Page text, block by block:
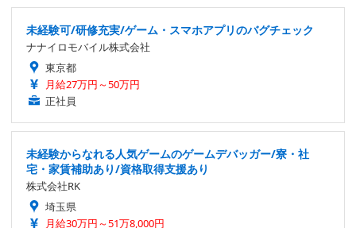
未経験可/研修充実/ゲーム・スマホアプリのバグチェック
ナナイロモバイル株式会社
東京都
月給27万円～50万円
正社員
未経験からなれる人気ゲームのゲームデバッガー/寮・社
宅・家賃補助あり/資格取得支援あり
株式会社RK
埼玉県
月給30万円～51万8,000円